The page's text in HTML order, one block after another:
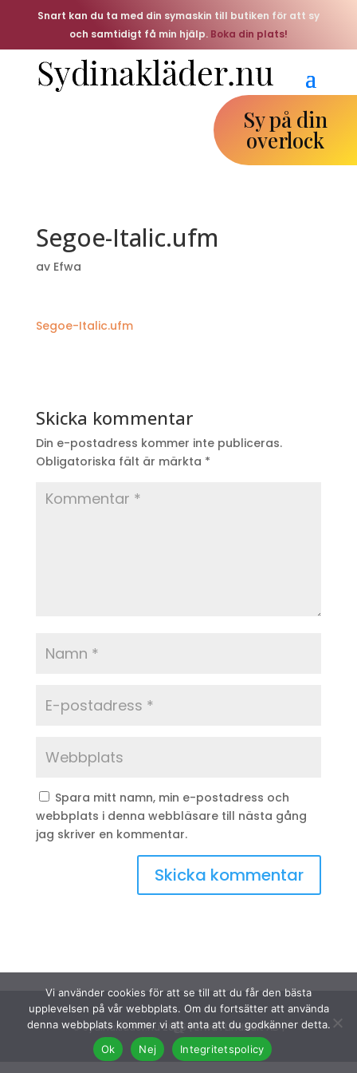
Snart kan du ta med din symaskin till butiken för att sy
och samtidigt få min hjälp. Boka din plats!
Sy på din
overlock
Segoe-Italic.ufm
av Efwa
Segoe-Italic.ufm
Skicka kommentar
Din e-postadress kommer inte publiceras.
Obligatoriska fält är märkta *
Spara mitt namn, min e-postadress och
webbplats i denna webbläsare till nästa gång
jag skriver en kommentar.
© Sydinakläder.nu 2026 | Efwa i Lindhult AB |
Vi använder cookies för att se till att du får den bästa
upplevelsen på vår webbplats. Om du fortsätter att använda
denna webbplats kommer vi att anta att du godkänner detta.
Ok
Nej Integritetspolicy